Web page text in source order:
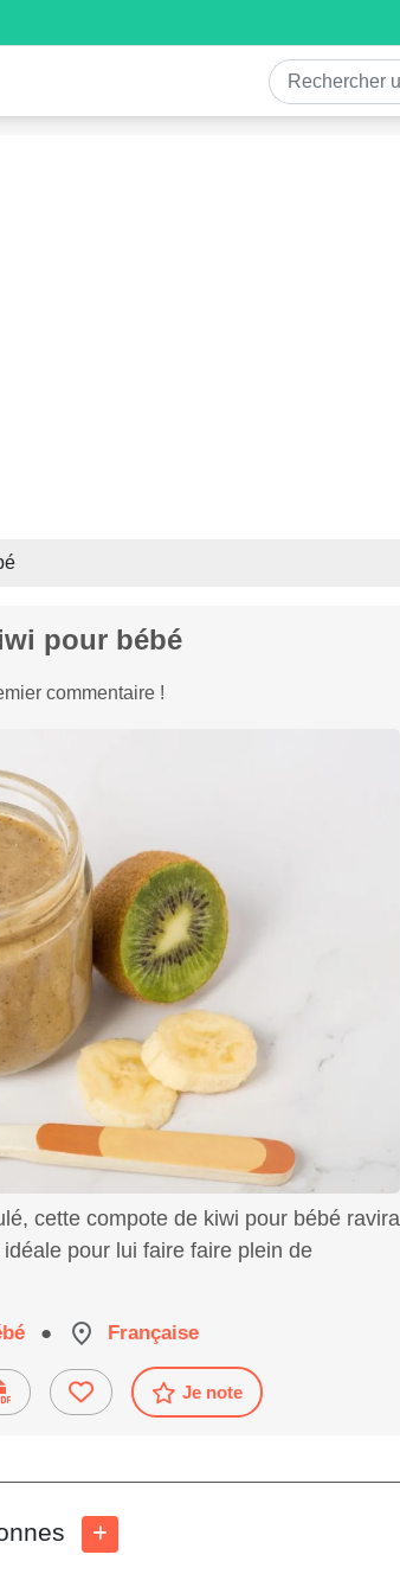
pour bébé
commentaire !
cette compote de kiwi pour bébé ravira
pour lui faire faire plein de
● Française
Je note